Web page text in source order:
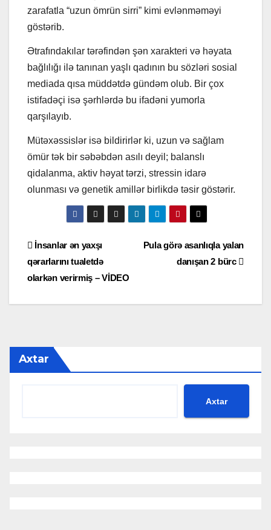
zarafatla “uzun ömrün sirri” kimi evlənməməyi
göstərib.
Ətrafındakılar tərəfindən şən xarakteri və həyata
bağlılığı ilə tanınan yaşlı qadının bu sözləri sosial
mediada qısa müddətdə gündəm olub. Bir çox
istifadəçi isə şərhlərdə bu ifadəni yumorla
qarşılayıb.
Mütəxəssislər isə bildirirlər ki, uzun və sağlam
ömür tək bir səbəbdən asılı deyil; balanslı
qidalanma, aktiv həyat tərzi, stressin idarə
olunması və genetik amillər birlikdə təsir göstərir.
Yazı
naviqasiyası
Pula görə asanlıqla yalan
danışan 2 bürc
İnsanlar ən yaxşı
qərarlarını tualetdə
olarkən verirmiş – VİDEO
Axtar
Axtar